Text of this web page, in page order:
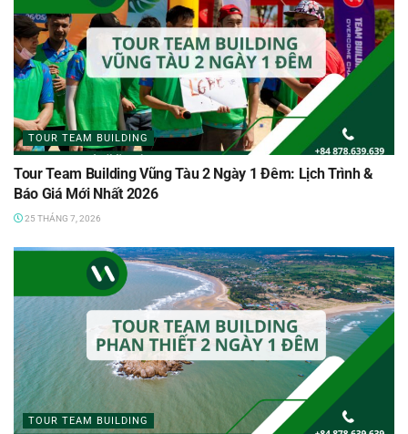
TOUR TEAM BUILDING
Tour Team Building Vũng Tàu 2 Ngày 1 Đêm: Lịch Trình &
Báo Giá Mới Nhất 2026
25 THÁNG 7, 2026
TOUR TEAM BUILDING